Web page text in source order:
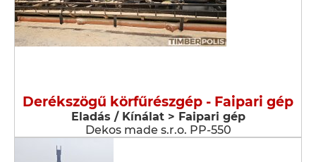
Derékszögű körfűrészgép - Faipari gép
Eladás / Kínálat > Faipari gép
Dekos made s.r.o. PP-550